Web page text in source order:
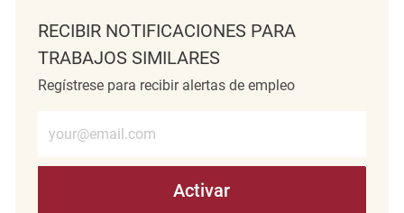
RECIBIR NOTIFICACIONES PARA
TRABAJOS SIMILARES
Regístrese para recibir alertas de empleo
Activar